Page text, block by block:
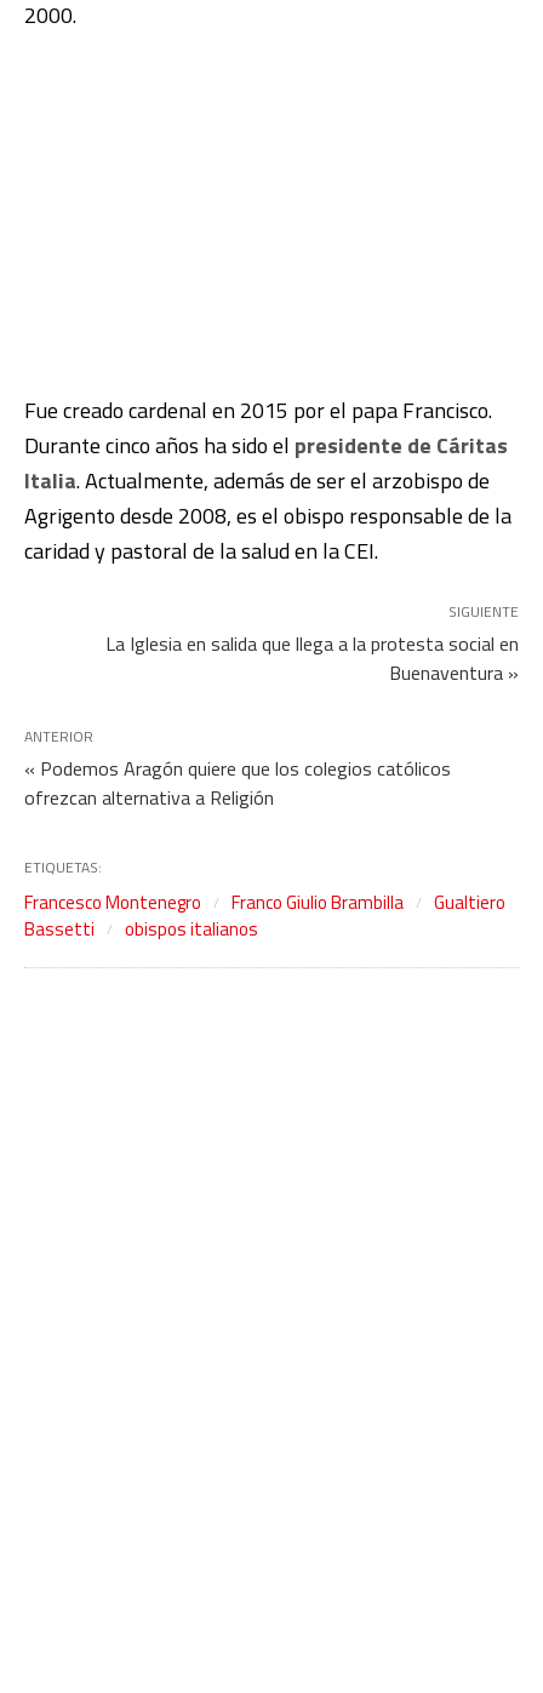
2000.
Fue creado cardenal en 2015 por el papa Francisco.
Durante cinco años ha sido el presidente de Cáritas
Italia. Actualmente, además de ser el arzobispo de
Agrigento desde 2008, es el obispo responsable de la
caridad y pastoral de la salud en la CEI.
SIGUIENTE
La Iglesia en salida que llega a la protesta social en
Buenaventura »
ANTERIOR
« Podemos Aragón quiere que los colegios católicos
ofrezcan alternativa a Religión
ETIQUETAS:
Francesco Montenegro Franco Giulio Brambilla
Gualtiero
Bassetti
obispos italianos